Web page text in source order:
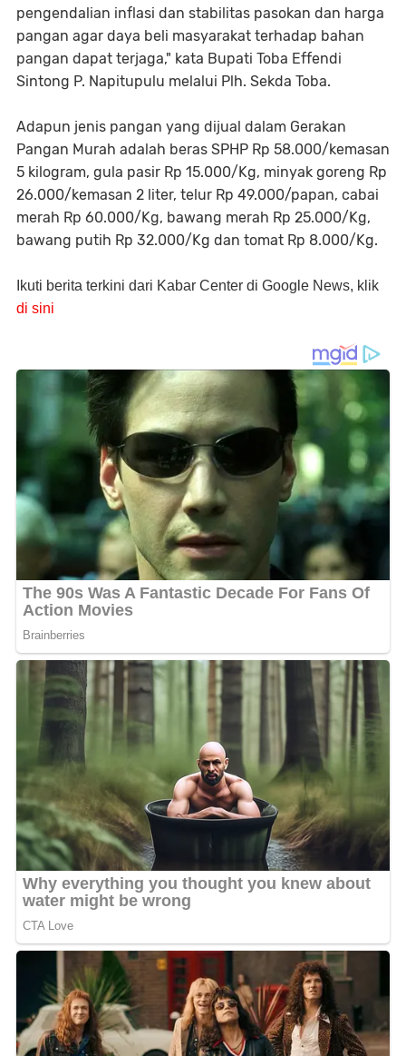
pengendalian inflasi dan stabilitas pasokan dan harga
pangan agar daya beli masyarakat terhadap bahan
pangan dapat terjaga," kata Bupati Toba Effendi
Sintong P. Napitupulu melalui Plh. Sekda Toba.
Adapun jenis pangan yang dijual dalam Gerakan
Pangan Murah adalah beras SPHP Rp 58.000/kemasan
5 kilogram, gula pasir Rp 15.000/Kg, minyak goreng Rp
26.000/kemasan 2 liter, telur Rp 49.000/papan, cabai
merah Rp 60.000/Kg, bawang merah Rp 25.000/Kg,
bawang putih Rp 32.000/Kg dan tomat Rp 8.000/Kg.
Ikuti berita terkini dari Kabar Center di Google News, klik
di sini